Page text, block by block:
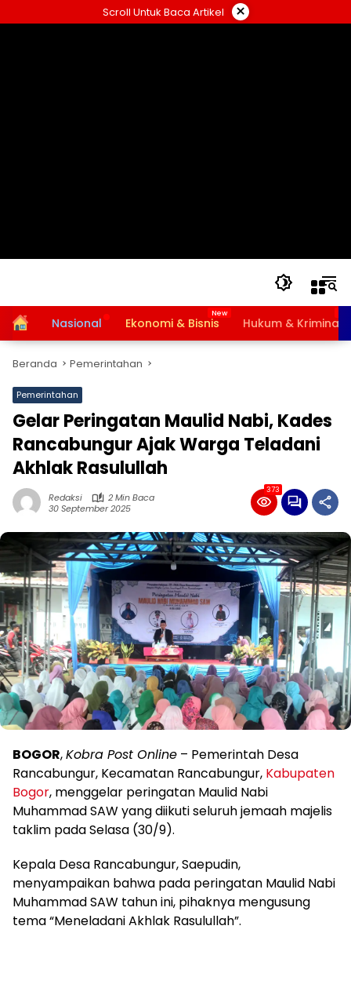
ke
Scroll Untuk Baca Artikel ×
HomeNasional Ekonomi & Bisnis Hukum & Kriminal
Beranda Pemerintahan
Pemerintahan
Gelar Peringatan Maulid Nabi, Kades
Rancabungur Ajak Warga Teladani
Akhlak Rasulullah
Redaksi
2 Min Baca
30 September 2025
373
BOGOR,Kobra Post Online – Pemerintah Desa
Rancabungur, Kecamatan Rancabungur, Kabupaten
Bogor, menggelar peringatan Maulid Nabi
Muhammad SAW yang diikuti seluruh jemaah majelis
taklim pada Selasa (30/9).
Kepala Desa Rancabungur, Saepudin,
menyampaikan bahwa pada peringatan Maulid Nabi
Muhammad SAW tahun ini, pihaknya mengusung
tema “Meneladani Akhlak Rasulullah”.